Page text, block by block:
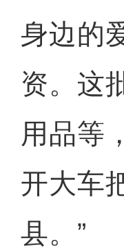
身边的
资。这
用品等
开大车
县。”